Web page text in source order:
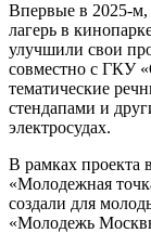
Впервые в 2025-
лагерь в
улучшили свои
совместно с ГКУ
тематические
стендапами и
электросудах.
В рамках проекта
«Молодежная
создали для
«Молодежь